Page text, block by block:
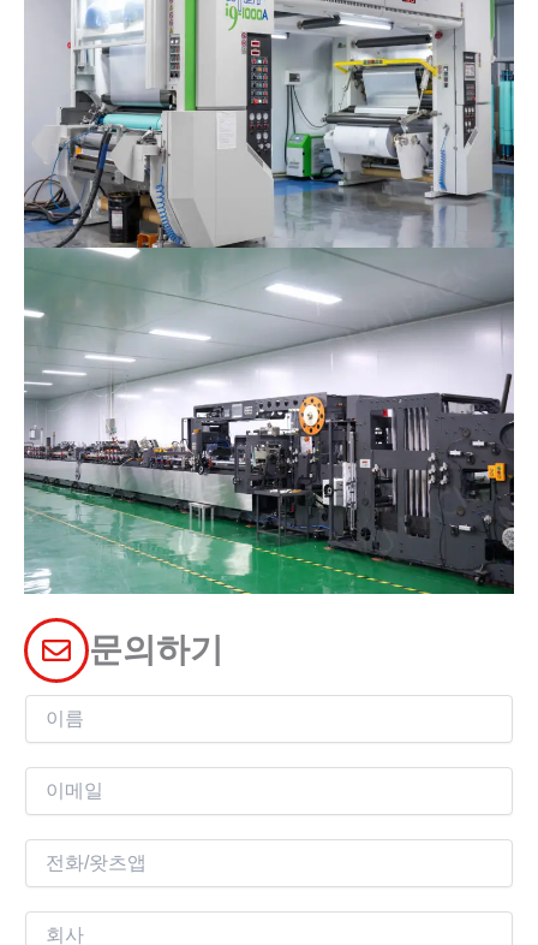
문의하기
름
메
일
*화